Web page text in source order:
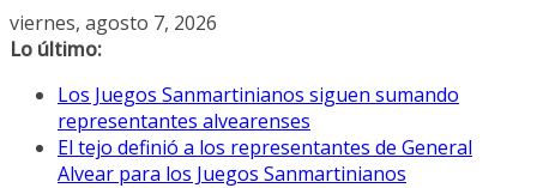
Saltar
al
viernes, agosto 7, 2026
Lo último:
Los Juegos Sanmartinianos siguen sumando
representantes alvearenses
El tejo definió a los representantes de General
Alvear para los Juegos Sanmartinianos